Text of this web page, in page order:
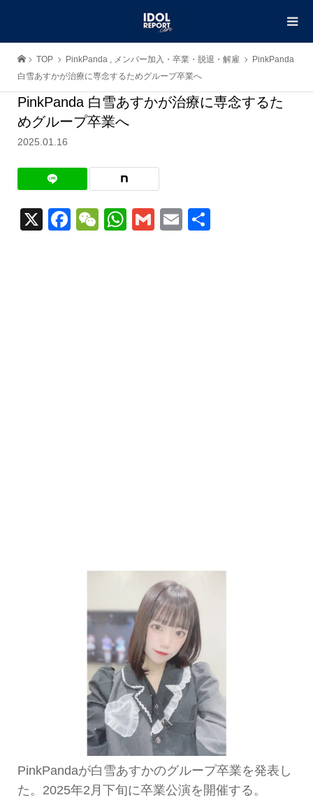
TOP PinkPanda , メンバー加入・卒業・脱退・解雇
PinkPanda
白雪あすかが治療に専念するためグループ卒業へ
PinkPanda 白雪あすかが治療に専念するた
めグループ卒業へ
2025.01.16
X Facebook
WeChat
WhatsApp
GmailEmail
PinkPandaが白雪あすかのグループ卒業を発表し
た。2025年2月下旬に卒業公演を開催する。